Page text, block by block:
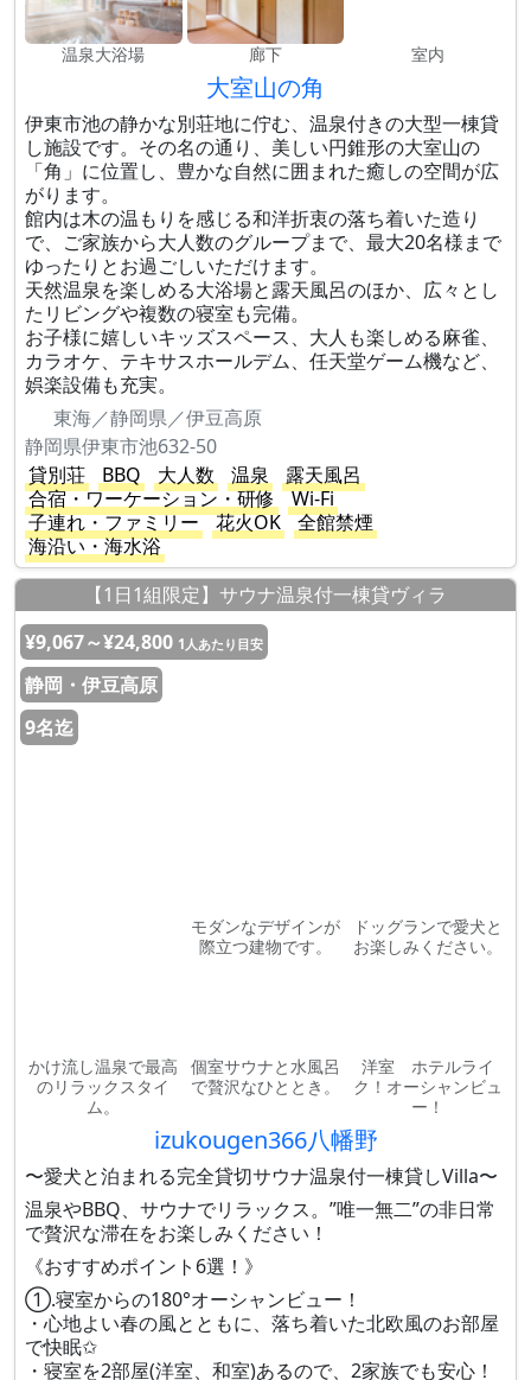
温泉大浴場 廊下 室内
大室山の角
伊東市池の静かな別荘地に佇む、温泉付きの大型一棟貸
し施設です。その名の通り、美しい円錐形の大室山の
「角」に位置し、豊かな自然に囲まれた癒しの空間が広
がります。
館内は木の温もりを感じる和洋折衷の落ち着いた造り
で、ご家族から大人数のグループまで、最大20名様まで
ゆったりとお過ごしいただけます。
天然温泉を楽しめる大浴場と露天風呂のほか、広々とし
たリビングや複数の寝室も完備。
お子様に嬉しいキッズスペース、大人も楽しめる麻雀、
カラオケ、テキサスホールデム、任天堂ゲーム機など、
娯楽設備も充実。
東海／静岡県／伊豆高原
静岡県伊東市池632-50
貸別荘
BBQ 大人数 温泉
露天風呂
合宿・ワーケーション・研修
Wi-Fi
子連れ・ファミリー
花火OK
全館禁煙
海沿い・海水浴
【1日1組限定】サウナ温泉付一棟貸ヴィラ
¥9,067～¥24,800 1人あたり目安
静岡・伊豆高原
9名迄
モダンなデザインが
際立つ建物です。
ドッグランで愛犬と
お楽しみください。
かけ流し温泉で最高
のリラックスタイ
ム。
個室サウナと水風呂
で贅沢なひととき。
洋室 ホテルライ
ク！オーシャンビュ
ー！
izukougen366八幡野
〜愛犬と泊まれる完全貸切サウナ温泉付一棟貸しVilla〜
温泉やBBQ、サウナでリラックス。”唯一無二”の非日常
で贅沢な滞在をお楽しみください！
《おすすめポイント6選！》
①.寝室からの180°オーシャンビュー！
・心地よい春の風とともに、落ち着いた北欧風のお部屋
で快眠✩
・寝室を2部屋(洋室、和室)あるので、2家族でも安心！